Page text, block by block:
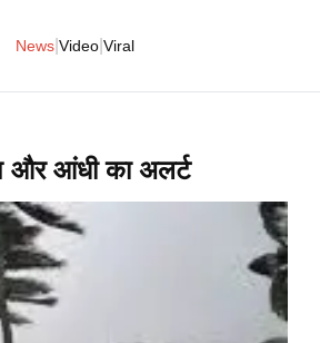
News Video Viral
और आंधी का अलर्ट